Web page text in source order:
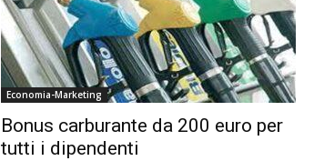
Economia-Marketing
Bonus carburante da 200 euro per
tutti i dipendenti